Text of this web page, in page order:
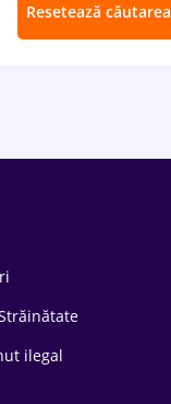
Resetează căutarea
ilegal